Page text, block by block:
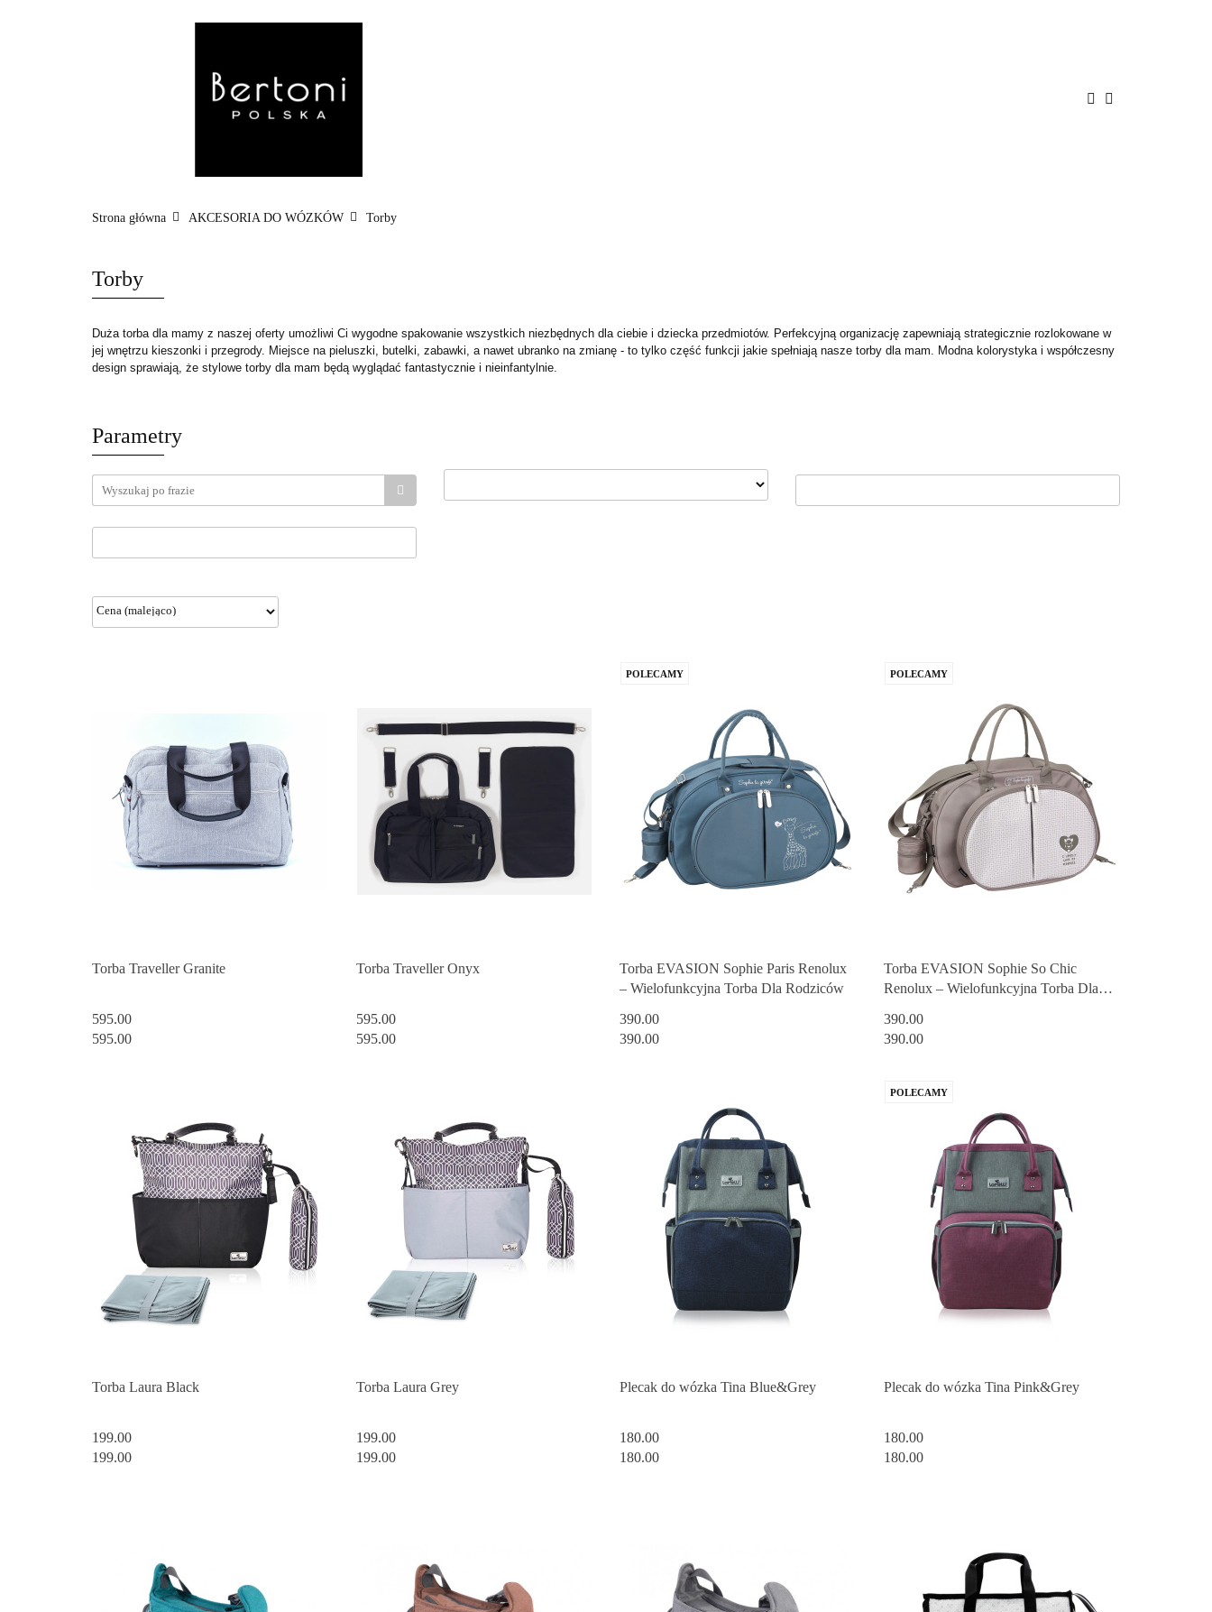
POZA DOMEM
Strona główna AKCESORIA DO WÓZKÓW Torby
Torby
Duża torba dla mamy z naszej oferty umożliwi Ci wygodne spakowanie wszystkich niezbędnych dla ciebie i dziecka przedmiotów. Perfekcyjną organizację zapewniają strategicznie rozlokowane w
jej wnętrzu kieszonki i przegrody. Miejsce na pieluszki, butelki, zabawki, a nawet ubranko na zmianę - to tylko część funkcji jakie spełniają nasze torby dla mam. Modna kolorystyka i współczesny
design sprawiają, że stylowe torby dla mam będą wyglądać fantastycznie i nieinfantylnie.
Parametry
Torba Traveller Granite
595.00
595.00
Torba Traveller Onyx
595.00
595.00
POLECAMY
Torba EVASION Sophie Paris Renolux
– Wielofunkcyjna Torba Dla Rodziców
390.00
390.00
POLECAMY
Torba EVASION Sophie So Chic
Renolux – Wielofunkcyjna Torba Dla
390.00
390.00
Torba Laura Black
199.00
199.00
Torba Laura Grey
199.00
199.00
Plecak do wózka Tina Blue&Grey
180.00
180.00
POLECAMY
Plecak do wózka Tina Pink&Grey
180.00
180.00